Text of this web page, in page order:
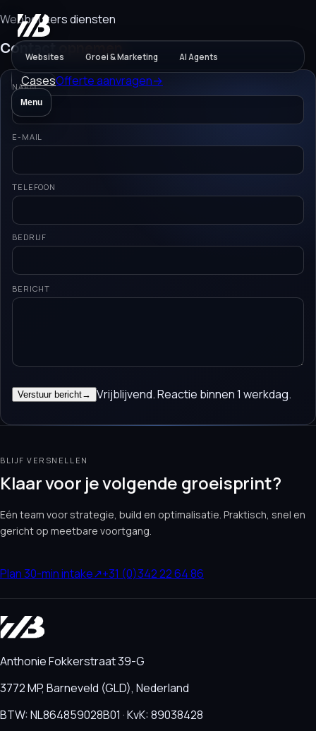
Websites Groei & Marketing AI Agents
CasesOfferte aanvragen→
Menu
Webbeukers diensten
Contact
NAAM
E-MAIL
TELEFOON
BEDRIJF
BERICHT
Verstuur bericht→ Vrijblijvend. Reactie binnen 1 werkdag.
BLIJF VERSNELLEN
Klaar voor je volgende groeisprint?
Eén team voor strategie, build en optimalisatie. Praktisch, snel en
gericht op meetbare voortgang.
Plan 30-min intake↗+31 (0)342 22 64 86
Anthonie Fokkerstraat 39-G
3772 MP, Barneveld (GLD), Nederland
BTW: NL864859028B01 · KvK: 89038428